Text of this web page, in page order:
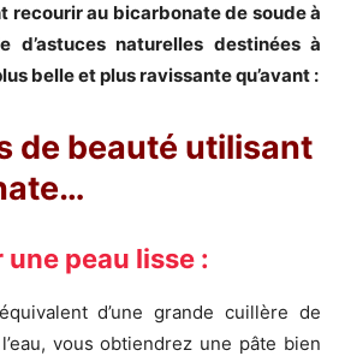
recourir au bicarbonate de soude à
d’astuces naturelles destinées à
belle et plus ravissante qu’avant :
de beauté utilisant
peau lisse :
d’une grande cuillère de
vous obtiendrez une pâte bien